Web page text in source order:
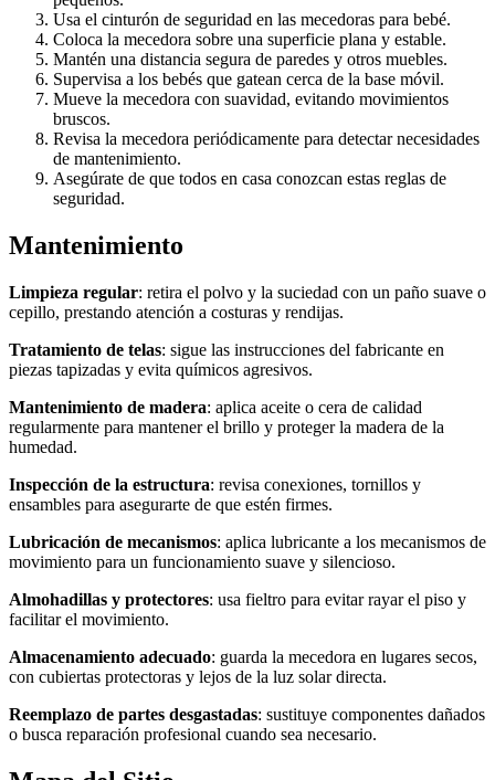
Usa el cinturón de seguridad en las mecedoras para bebé.
Coloca la mecedora sobre una superficie plana y estable.
Mantén una distancia segura de paredes y otros muebles.
Supervisa a los bebés que gatean cerca de la base móvil.
Mueve la mecedora con suavidad, evitando movimientos
bruscos.
Revisa la mecedora periódicamente para detectar necesidades
de mantenimiento.
Asegúrate de que todos en casa conozcan estas reglas de
seguridad.
Mantenimiento
Limpieza regular: retira el polvo y la suciedad con un paño suave o
cepillo, prestando atención a costuras y rendijas.
Tratamiento de telas: sigue las instrucciones del fabricante en
piezas tapizadas y evita químicos agresivos.
Mantenimiento de madera: aplica aceite o cera de calidad
regularmente para mantener el brillo y proteger la madera de la
humedad.
Inspección de la estructura: revisa conexiones, tornillos y
ensambles para asegurarte de que estén firmes.
Lubricación de mecanismos: aplica lubricante a los mecanismos de
movimiento para un funcionamiento suave y silencioso.
Almohadillas y protectores: usa fieltro para evitar rayar el piso y
facilitar el movimiento.
Almacenamiento adecuado: guarda la mecedora en lugares secos,
con cubiertas protectoras y lejos de la luz solar directa.
Reemplazo de partes desgastadas: sustituye componentes dañados
o busca reparación profesional cuando sea necesario.